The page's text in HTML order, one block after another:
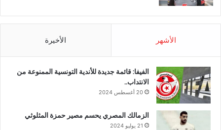
الأشهر الأخيرة
الفيفا: قائمة جديدة للأندية التونسية الممنوعة من
الانتداب..
20 أغسطس 2024
الزمالك المصري يحسم مصير حمزة المثلوثي
21 يوليو 2024